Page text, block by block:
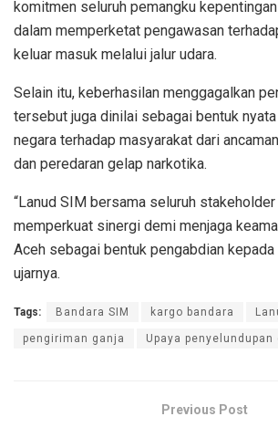
komitmen seluruh pemangku
dalam memperketat pengawasan
keluar masuk melalui jalur udara.
Selain itu, keberhasilan menggagalkan
tersebut juga dinilai sebagai bentuk
negara terhadap masyarakat dari
dan peredaran gelap narkotika.
“Lanud SIM bersama seluruh
memperkuat sinergi demi menjaga
Aceh sebagai bentuk pengabdian kepada
ujarnya.
Tags: Bandara SIM kargo bandara
pengiriman ganja Upaya penyelundupan
Previous Post